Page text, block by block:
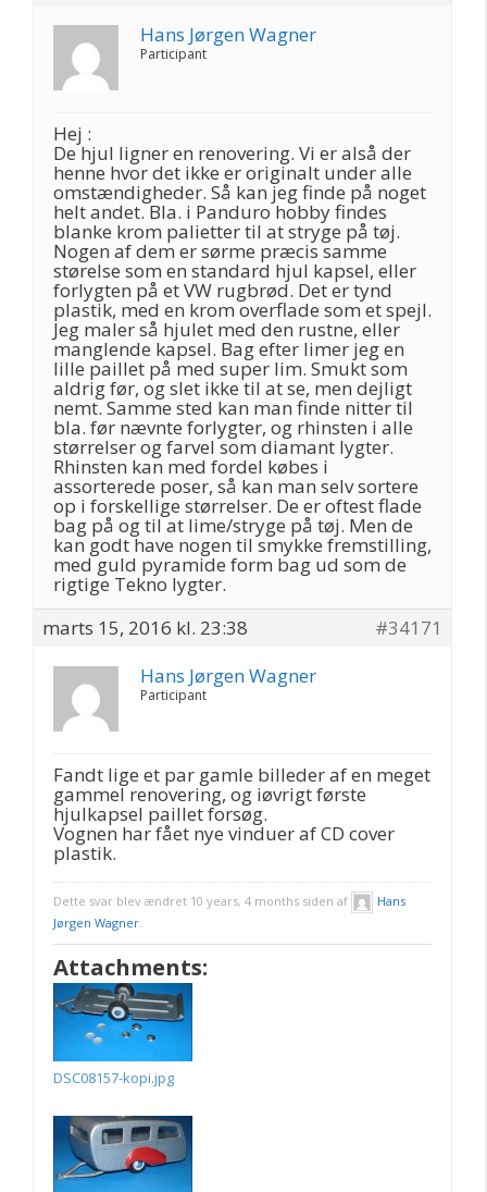
Hans Jørgen Wagner
Participant
Hej :
De hjul ligner en renovering. Vi er alså der
henne hvor det ikke er originalt under alle
omstændigheder. Så kan jeg finde på noget
helt andet. Bla. i Panduro hobby findes
blanke krom palietter til at stryge på tøj.
Nogen af dem er sørme præcis samme
størelse som en standard hjul kapsel, eller
forlygten på et VW rugbrød. Det er tynd
plastik, med en krom overflade som et spejl.
Jeg maler så hjulet med den rustne, eller
manglende kapsel. Bag efter limer jeg en
lille paillet på med super lim. Smukt som
aldrig før, og slet ikke til at se, men dejligt
nemt. Samme sted kan man finde nitter til
bla. før nævnte forlygter, og rhinsten i alle
størrelser og farvel som diamant lygter.
Rhinsten kan med fordel købes i
assorterede poser, så kan man selv sortere
op i forskellige størrelser. De er oftest flade
bag på og til at lime/stryge på tøj. Men de
kan godt have nogen til smykke fremstilling,
med guld pyramide form bag ud som de
rigtige Tekno lygter.
marts 15, 2016 kl. 23:38
#34171
Hans Jørgen Wagner
Participant
Fandt lige et par gamle billeder af en meget
gammel renovering, og iøvrigt første
hjulkapsel paillet forsøg.
Vognen har fået nye vinduer af CD cover
plastik.
Dette svar blev ændret 10 years, 4 months siden af
Hans
Jørgen Wagner
Attachments:
DSC08157-kopi.jpg